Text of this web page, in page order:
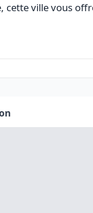
cette ville vous